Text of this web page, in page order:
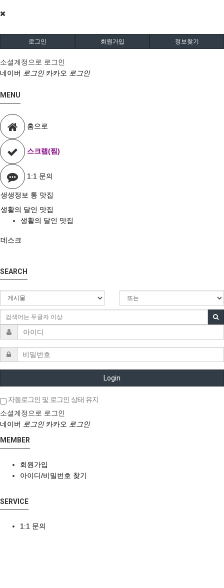
로그인 회원가입 정보찾기
소셜계정으로 로그인
네이버 로그인 카카오 로그인
MENU
홈으로
스크랩(찜)
1:1 문의
생생정보 통 맛집
생활의 달인 맛집
생활의 달인 맛집
데스크
SEARCH
Login
자동로그인 및 로그인 상태 유지
소셜계정으로 로그인
네이버 로그인 카카오 로그인
MEMBER
회원가입
아이디/비밀번호 찾기
SERVICE
1:1 문의